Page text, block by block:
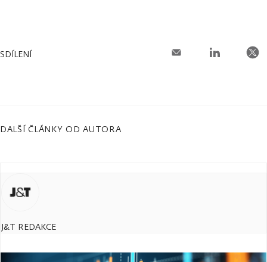
SDÍLENÍ
DALŠÍ ČLÁNKY OD AUTORA
J&T REDAKCE